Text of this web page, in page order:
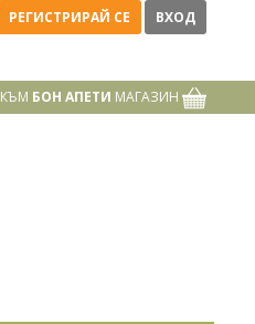
РЕГИСТРИРАЙ СЕ ВХОД
КЪМ БОН АПЕТИ МАГАЗИН